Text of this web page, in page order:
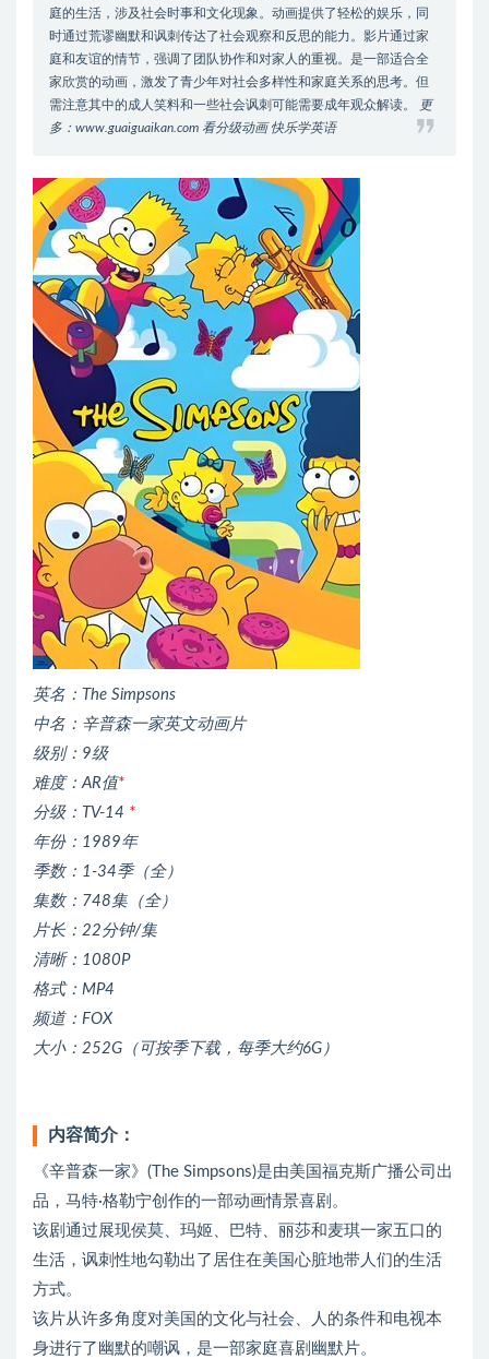
庭的生活，涉及社会时事和文化现象。动画提供了轻松的娱乐，同
时通过荒谬幽默和讽刺传达了社会观察和反思的能力。影片通过家
庭和友谊的情节，强调了团队协作和对家人的重视。是一部适合全
家欣赏的动画，激发了青少年对社会多样性和家庭关系的思考。但
需注意其中的成人笑料和一些社会讽刺可能需要成年观众解读。
更
多：www.guaiguaikan.com 看分级动画 快乐学英语
英名：The Simpsons
中名：辛普森一家英文动画片
级别：9级
难度：AR值*
分级：TV-14 *
年份：1989年
季数：1-34季（全）
集数：748集（全）
片长：22分钟/集
清晰：1080P
格式：MP4
频道：FOX
大小：252G（可按季下载，每季大约6G）
内容简介：
《辛普森一家》(The Simpsons)是由美国福克斯广播公司出
品，马特·格勒宁创作的一部动画情景喜剧。
该剧通过展现侯莫、玛姬、巴特、丽莎和麦琪一家五口的
生活，讽刺性地勾勒出了居住在美国心脏地带人们的生活
方式。
该片从许多角度对美国的文化与社会、人的条件和电视本
身进行了幽默的嘲讽，是一部家庭喜剧幽默片。